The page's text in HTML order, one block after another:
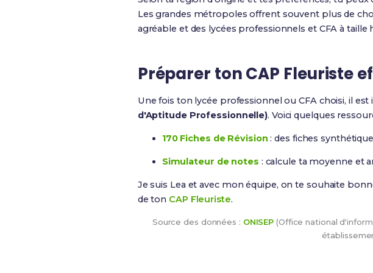
Les grandes métropoles offrent souvent plus de
agréable et des lycées professionnels et CFA à taille
Préparer ton CAP Fleuriste
Une fois ton lycée professionnel ou CFA choisi, il
d'Aptitude Professionnelle). Voici quelques
170 Fiches de Révision : des fiches
Simulateur de notes : calcule ta moyenne et
Je suis Lea et avec mon équipe, on te souhaite
de ton CAP Fleuriste.
Source des données : ONISEP (Office national